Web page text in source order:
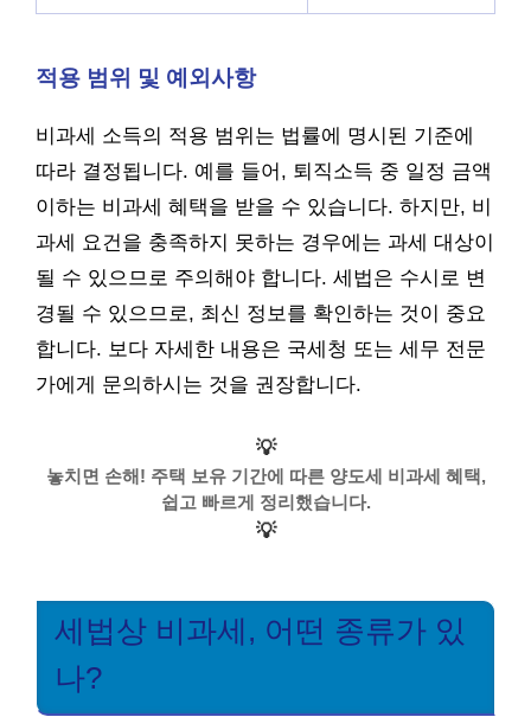
적용 범위 및 예외사항
비과세 소득의 적용 범위는 법률에 명시된 기준에
따라 결정됩니다. 예를 들어, 퇴직소득 중 일정 금액
이하는 비과세 혜택을 받을 수 있습니다. 하지만, 비
과세 요건을 충족하지 못하는 경우에는 과세 대상이
될 수 있으므로 주의해야 합니다. 세법은 수시로 변
경될 수 있으므로, 최신 정보를 확인하는 것이 중요
합니다. 보다 자세한 내용은 국세청 또는 세무 전문
가에게 문의하시는 것을 권장합니다.
💡
놓치면 손해! 주택 보유 기간에 따른 양도세 비과세 혜택,
쉽고 빠르게 정리했습니다.
💡
세법상 비과세, 어떤 종류가 있
나?